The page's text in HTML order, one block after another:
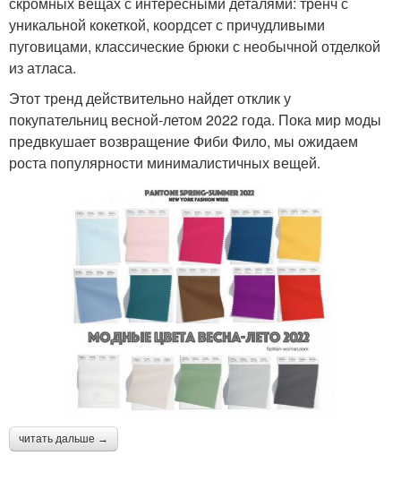
уникальной кокеткой, коордсет с причудливыми
пуговицами, классические брюки с необычной отделкой
из атласа.
Этот тренд действительно найдет отклик у
покупательниц весной-летом 2022 года. Пока мир моды
предвкушает возвращение Фиби Фило, мы ожидаем
роста популярности минималистичных вещей.
читать дальше →